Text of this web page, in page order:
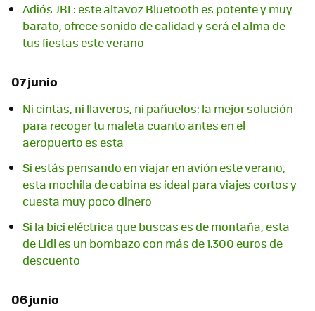
Adiós JBL: este altavoz Bluetooth es potente y muy
barato, ofrece sonido de calidad y será el alma de
tus fiestas este verano
07 junio
Ni cintas, ni llaveros, ni pañuelos: la mejor solución
para recoger tu maleta cuanto antes en el
aeropuerto es esta
Si estás pensando en viajar en avión este verano,
esta mochila de cabina es ideal para viajes cortos y
cuesta muy poco dinero
Si la bici eléctrica que buscas es de montaña, esta
de Lidl es un bombazo con más de 1.300 euros de
descuento
06 junio